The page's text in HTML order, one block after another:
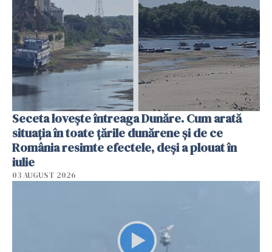
Seceta lovește întreaga Dunăre. Cum arată
situația în toate țările dunărene și de ce
România resimte efectele, deși a plouat în
iulie
03 AUGUST 2026